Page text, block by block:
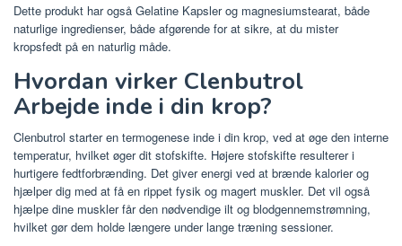
Dette produkt har også Gelatine Kapsler og magnesiumstearat, både
naturlige ingredienser, både afgørende for at sikre, at du mister
kropsfedt på en naturlig måde.
Hvordan virker Clenbutrol
Arbejde inde i din krop?
Clenbutrol starter en termogenese inde i din krop, ved at øge den interne
temperatur, hvilket øger dit stofskifte. Højere stofskifte resulterer i
hurtigere fedtforbrænding. Det giver energi ved at brænde kalorier og
hjælper dig med at få en rippet fysik og magert muskler. Det vil også
hjælpe dine muskler får den nødvendige ilt og blodgennemstrømning,
hvilket gør dem holde længere under lange træning sessioner.